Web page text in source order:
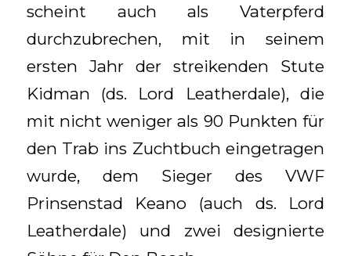
scheint auch als Vaterpferd
durchzubrechen, mit in seinem
ersten Jahr der streikenden Stute
Kidman (ds. Lord Leatherdale), die
mit nicht weniger als 90 Punkten für
den Trab ins Zuchtbuch eingetragen
wurde, dem Sieger des VWF
Prinsenstad Keano (auch ds. Lord
Leatherdale) und zwei designierte